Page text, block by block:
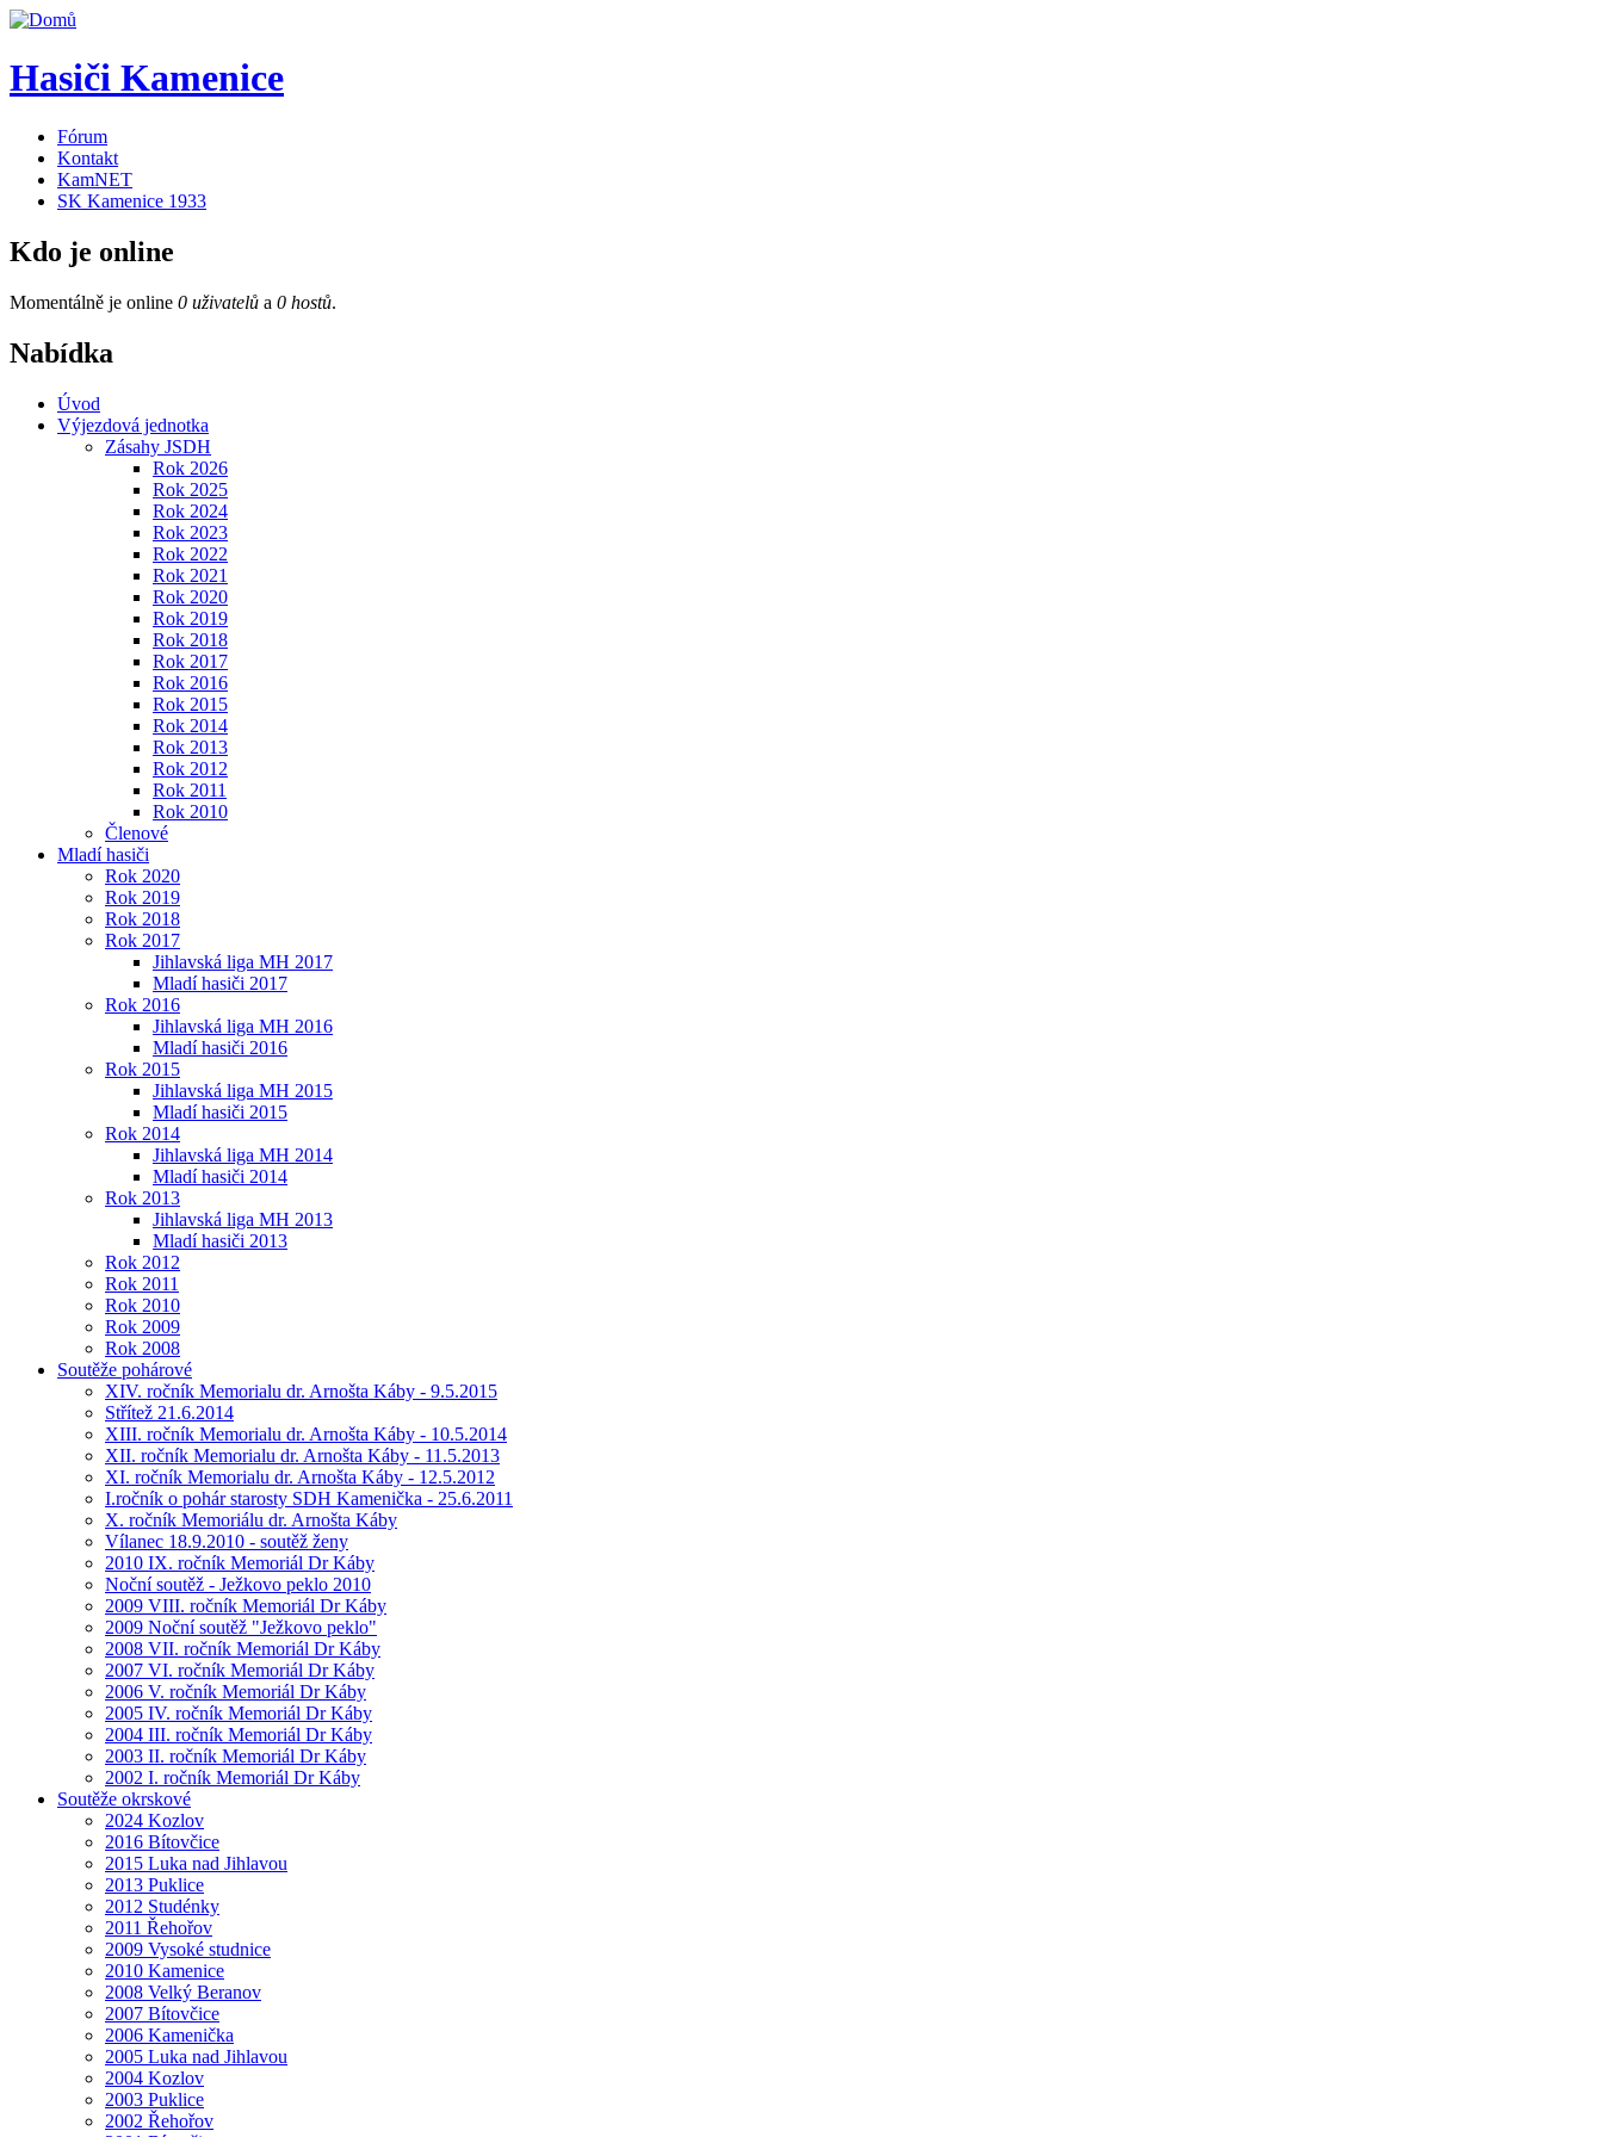
Hasiči Kamenice
Fórum
Kontakt
KamNET
SK Kamenice 1933
Kdo je online
Momentálně je online 0 uživatelů a 0 hostů.
Nabídka
Úvod
Výjezdová jednotka
Zásahy JSDH
Rok 2026
Rok 2025
Rok 2024
Rok 2023
Rok 2022
Rok 2021
Rok 2020
Rok 2019
Rok 2018
Rok 2017
Rok 2016
Rok 2015
Rok 2014
Rok 2013
Rok 2012
Rok 2011
Rok 2010
Členové
Mladí hasiči
Rok 2020
Rok 2019
Rok 2018
Rok 2017
Jihlavská liga MH 2017
Mladí hasiči 2017
Rok 2016
Jihlavská liga MH 2016
Mladí hasiči 2016
Rok 2015
Jihlavská liga MH 2015
Mladí hasiči 2015
Rok 2014
Jihlavská liga MH 2014
Mladí hasiči 2014
Rok 2013
Jihlavská liga MH 2013
Mladí hasiči 2013
Rok 2012
Rok 2011
Rok 2010
Rok 2009
Rok 2008
Soutěže pohárové
XIV. ročník Memorialu dr. Arnošta Káby - 9.5.2015
Střítež 21.6.2014
XIII. ročník Memorialu dr. Arnošta Káby - 10.5.2014
XII. ročník Memorialu dr. Arnošta Káby - 11.5.2013
XI. ročník Memorialu dr. Arnošta Káby - 12.5.2012
I.ročník o pohár starosty SDH Kamenička - 25.6.2011
X. ročník Memoriálu dr. Arnošta Káby
Vílanec 18.9.2010 - soutěž ženy
2010 IX. ročník Memoriál Dr Káby
Noční soutěž - Ježkovo peklo 2010
2009 VIII. ročník Memoriál Dr Káby
2009 Noční soutěž "Ježkovo peklo"
2008 VII. ročník Memoriál Dr Káby
2007 VI. ročník Memoriál Dr Káby
2006 V. ročník Memoriál Dr Káby
2005 IV. ročník Memoriál Dr Káby
2004 III. ročník Memoriál Dr Káby
2003 II. ročník Memoriál Dr Káby
2002 I. ročník Memoriál Dr Káby
Soutěže okrskové
2024 Kozlov
2016 Bítovčice
2015 Luka nad Jihlavou
2013 Puklice
2012 Studénky
2011 Řehořov
2009 Vysoké studnice
2010 Kamenice
2008 Velký Beranov
2007 Bítovčice
2006 Kamenička
2005 Luka nad Jihlavou
2004 Kozlov
2003 Puklice
2002 Řehořov